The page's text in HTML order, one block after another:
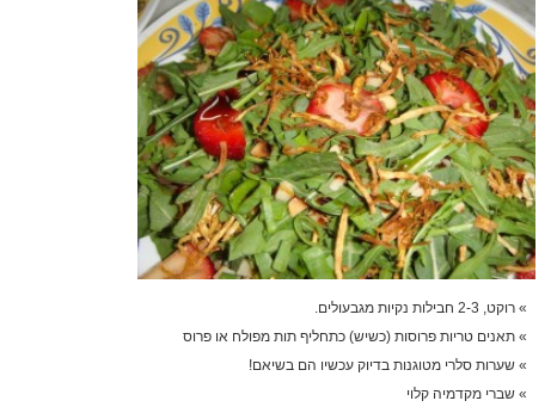
רוקט, 2-3 חבילות נקיות מגבעולים.
תאנים טריות פרוסות (כשיש) כתחליף תות מפולח או פרוס
שערות סלרי מטוגנות בדיוק עכשיו הם בשיאם!
שברי מקדמיה קלוי